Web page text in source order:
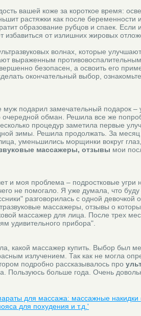
вашей коже за короткое время:
растяжки как после беременности
образование рубцов и спаек. Если
от излишних жировых
волнах, которые
выраженным
безопасен, а освоить его
окончательный выбор,
подарил замечательный подарок –
очередной обман. Решила все же
процедур заметила первые
зимы. Решила продолжать. За
уменьшились морщинки вокруг
массажеры, отзывы мои
и моя проблема – подростковые угри
не помогало. Я уже думала, что
разговорилась с одной
массажеры, отзывы о
массажер для лица. После трех
удивительного прибора".
какой массажер купить. Выбор был
излучением. Так как не могла
подробно рассказывалось про
Пользуюсь больше года. Очень
для массажа: массажные накидки
для похудения и т.д.'